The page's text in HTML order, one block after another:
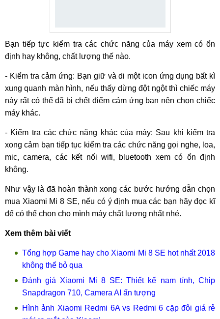
Bạn tiếp tực kiểm tra các chức năng của máy xem có ổn
định hay không, chất lượng thế nào.
- Kiểm tra cảm ứng: Bạn giữ và di một icon ứng dụng bất kì
xung quanh màn hình, nếu thấy dừng đột ngột thì chiếc máy
này rất có thể đã bị chết điểm cảm ứng bạn nên chọn chiếc
máy khác.
- Kiểm tra các chức năng khác của máy: Sau khi kiểm tra
xong cảm bạn tiếp tục kiểm tra các chức năng gọi nghe, loa,
mic, camera, các kết nối wifi, bluetooth xem có ổn định
không.
Như vậy là đã hoàn thành xong các bước hướng dẫn chọn
mua Xiaomi Mi 8 SE, nếu có ý định mua các bạn hãy đọc kĩ
để có thể chọn cho mình máy chất lượng nhất nhé.
Xem thêm bài viết
Tổng hợp Game hay cho Xiaomi Mi 8 SE hot nhất 2018
không thể bỏ qua
Đánh giá Xiaomi Mi 8 SE: Thiết kế nam tính, Chip
Snapdragon 710, Camera AI ấn tượng
Hình ảnh Xiaomi Redmi 6A vs Redmi 6 cặp đôi giá rẻ